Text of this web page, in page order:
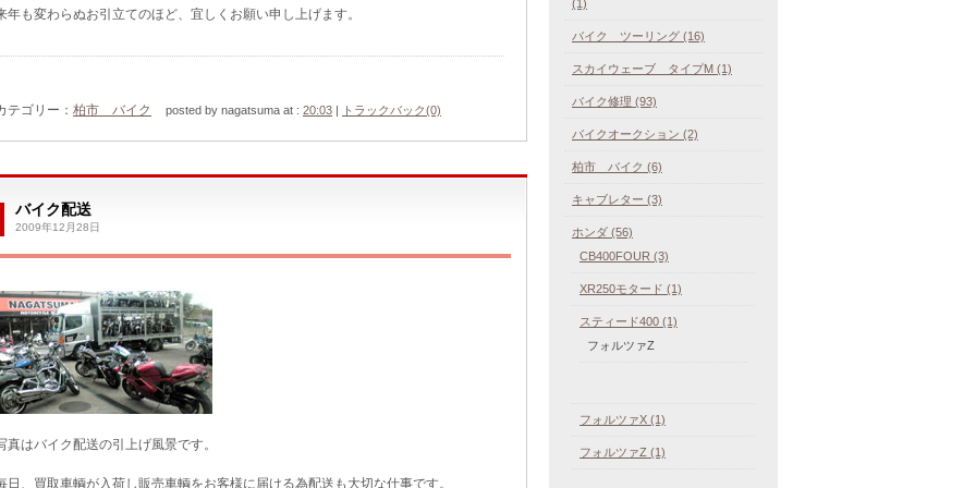
年も変わらぬお引立てのほど、宜しくお願い申し上げます。
テゴリー： 柏市 バイク posted by nagatsuma at : 20:03 | トラックバック(0)
バイク配送
2009年12月28日
真はバイク配送の引上げ風景です。
日、買取車輌が入荷し販売車輌をお客様に届ける為配送も大切な仕事です。
(1)
バイク ツーリング (16)
スカイウェーブ タイプM (1)
バイク修理 (93)
バイクオークション (2)
柏市 バイク (6)
キャブレター (3)
ホンダ (56)
CB400FOUR (3)
XR250モタード (1)
スティード400 (1)
フォルツァZ
フォルツァX (1)
フォルツァZ (1)